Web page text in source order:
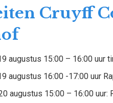
Cruyff
augustus 15:00 – 16:00 uur
augustus 16:00 -17:00 uur
augustus 15:00 – 16:00 uur: